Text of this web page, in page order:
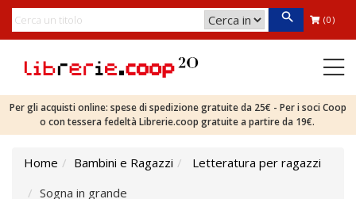
(0)
Per gli acquisti online: spese di spedizione gratuite da 25€ - Per i soci Coop
o con tessera fedeltà Librerie.coop gratuite a partire da 19€.
Home Bambini e Ragazzi
Letteratura per ragazzi
Sogna in grande